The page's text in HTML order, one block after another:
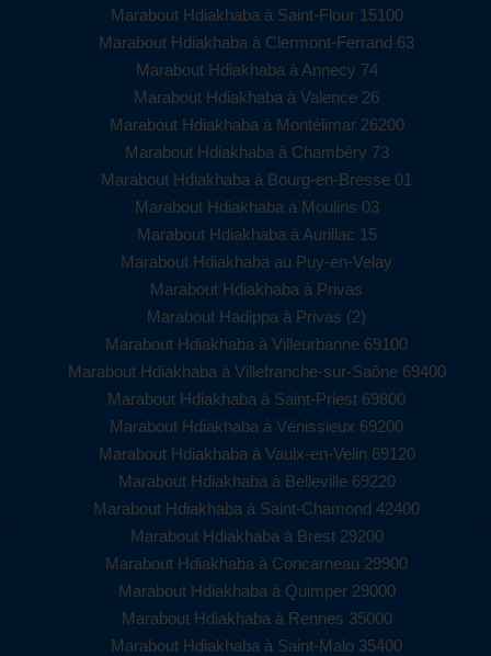
Marabout Hdiakhaba à Saint-Flour 15100
Marabout Hdiakhaba à Clermont-Ferrand 63
Marabout Hdiakhaba à Annecy 74
Marabout Hdiakhaba à Valence 26
Marabout Hdiakhaba à Montélimar 26200
Marabout Hdiakhaba à Chambéry 73
Marabout Hdiakhaba à Bourg-en-Bresse 01
Marabout Hdiakhaba à Moulins 03
Marabout Hdiakhaba à Aurillac 15
Marabout Hdiakhaba au Puy-en-Velay
Marabout Hdiakhaba à Privas
Marabout Hadippa à Privas (2)
Marabout Hdiakhaba à Villeurbanne 69100
Marabout Hdiakhaba à Villefranche-sur-Saône 69400
Marabout Hdiakhaba à Saint-Priest 69800
Marabout Hdiakhaba à Vénissieux 69200
Marabout Hdiakhaba à Vaulx-en-Velin 69120
Marabout Hdiakhaba à Belleville 69220
Marabout Hdiakhaba à Saint-Chamond 42400
Marabout Hdiakhaba à Brest 29200
Marabout Hdiakhaba à Concarneau 29900
Marabout Hdiakhaba à Quimper 29000
Marabout Hdiakhaba à Rennes 35000
Marabout Hdiakhaba à Saint-Malo 35400